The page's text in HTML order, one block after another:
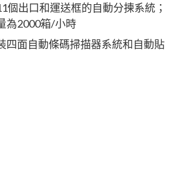
個出口和運送框的自動分揀系統；
為2000箱/小時
四面自動條碼掃描器系統和自動貼